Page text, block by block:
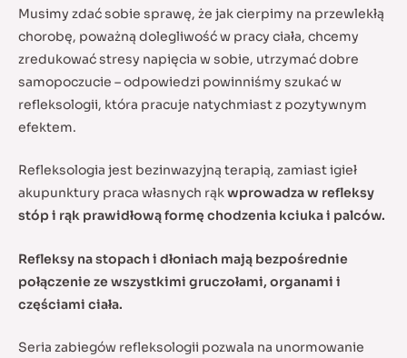
Musimy zdać sobie sprawę, że jak cierpimy na przewlekłą
chorobę, poważną dolegliwość w pracy ciała, chcemy
zredukować stresy napięcia w sobie, utrzymać dobre
samopoczucie – odpowiedzi powinniśmy szukać w
refleksologii, która pracuje natychmiast z pozytywnym
efektem.
Refleksologia jest bezinwazyjną terapią, zamiast igieł
akupunktury praca własnych rąkwprowadza w refleksy
stóp i rąk prawidłową formę chodzenia kciuka i palców.
Refleksy na stopach i dłoniach mają bezpośrednie
połączenie ze wszystkimi gruczołami, organami i
częściami ciała.
Seria zabiegów refleksologii pozwala na unormowanie